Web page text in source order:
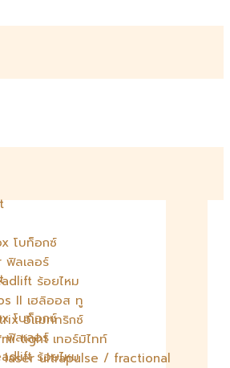
โบท็อกซ์
ฟิลเลอร์
ร้อยไหม
II เฮลิออส ทู
อีแมททริกซ์
tight เทอร์มิไทท์
laser ultrapulse / fractional
โบท็อกซ์
ฟิลเลอร์
ร้อยไหม